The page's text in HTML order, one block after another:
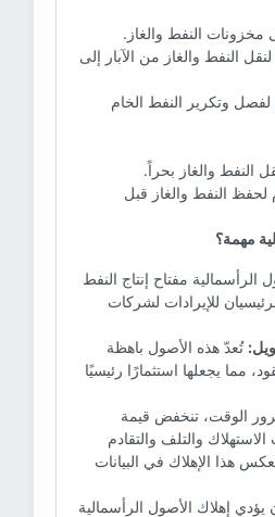
مخزونات النفط والغاز.
النفط والغاز من الآبار إلى
وتكرير النفط الخام
النفط والغاز بحراً.
النفط والغاز قبل
مهمة؟
الرأسمالية مفتاح إنتاج النفط
للإيرادات لشركات
تُعدّ هذه الأصول باهظة
مما يجعلها استثمارًا رئيسيًا
الوقت، تنخفض قيمة
والتلف والتقادم
هذا الإهلاك في البيانات
يؤدي إهلاك الأصول الرأسمالية